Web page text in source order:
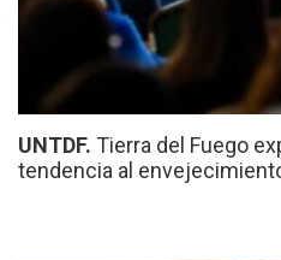
UNTDF. Tierra del Fuego
tendencia al